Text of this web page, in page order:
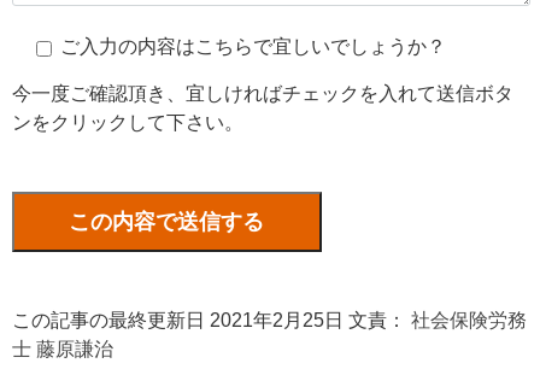
ご入力の内容はこちらで宜しいでしょうか？
今一度ご確認頂き、宜しければチェックを入れて送信ボタ
ンをクリックして下さい。
この記事の最終更新日 2021年2月25日 文責： 社会保険労務
士 藤原謙治